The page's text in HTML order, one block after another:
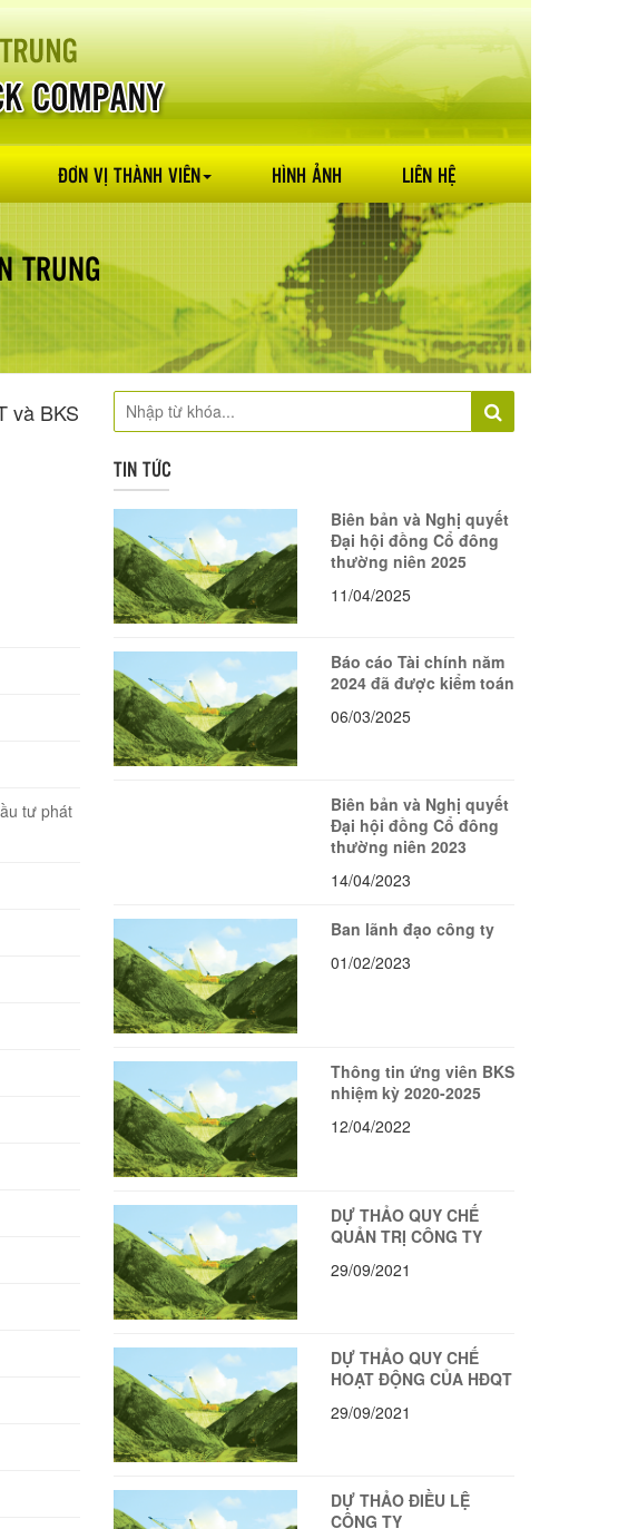
ĐƠN VỊ THÀNH VIÊN HÌNH ẢNH LIÊN HỆ
TRUNG
và BKS
tư phát
TIN TỨC
Biên bản và Nghị quyết
Đại hội đồng Cổ đông
thường niên 2025
11/04/2025
Báo cáo Tài chính năm
2024 đã được kiểm toán
06/03/2025
Biên bản và Nghị quyết
Đại hội đồng Cổ đông
thường niên 2023
14/04/2023
Ban lãnh đạo công ty
01/02/2023
Thông tin ứng viên BKS
nhiệm kỳ 2020-2025
12/04/2022
DỰ THẢO QUY CHẾ
QUẢN TRỊ CÔNG TY
29/09/2021
DỰ THẢO QUY CHẾ
HOẠT ĐỘNG CỦA HĐQT
29/09/2021
DỰ THẢO ĐIỀU LỆ
CÔNG TY